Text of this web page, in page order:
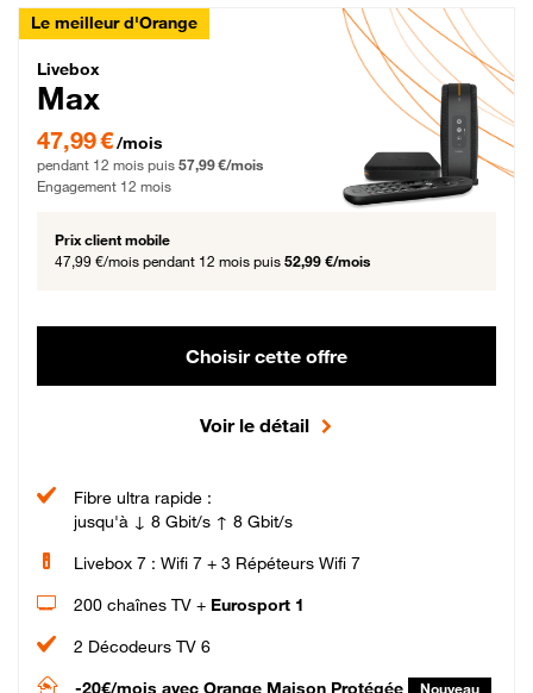
Le meilleur d'Orange
Livebox Max Fibre
Livebox
Max
47,99 € par mois pendant 12 mois puis 57,99 € par mois, Engagement 12 mois
47,99 €/mois
pendant 12 mois puis 57,99 €/mois
Engagement 12 mois
Prix client mobile
47,99 €/mois pendant 12 mois puis 52,99 €/mois
Choisir cette offre
Voir le détail
Fibre ultra rapide :
jusqu'à ↓ 8 Gbit/s ↑ 8 Gbit/s
Livebox 7 : Wifi 7 + 3 Répéteurs Wifi 7
200 chaînes TV + Eurosport 1
2 Décodeurs TV 6
-20€/mois avec Orange Maison Protégée Nouveau